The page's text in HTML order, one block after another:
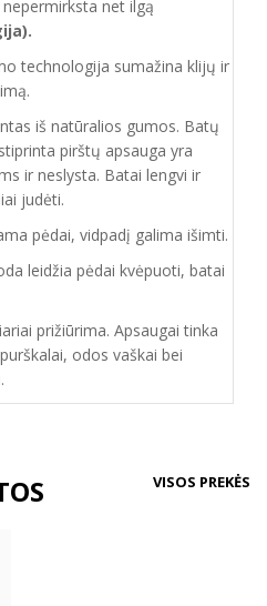
net ilgą
technologija sumažina klijų ir
iš natūralios gumos. Batų
pirštų apsauga yra
ir neslysta. Batai lengvi ir
judėti.
pėdai, vidpadį galima išimti.
leidžia pėdai kvėpuoti, batai
prižiūrima. Apsaugai tinka
, odos vaškai bei
VISOS PREKĖS